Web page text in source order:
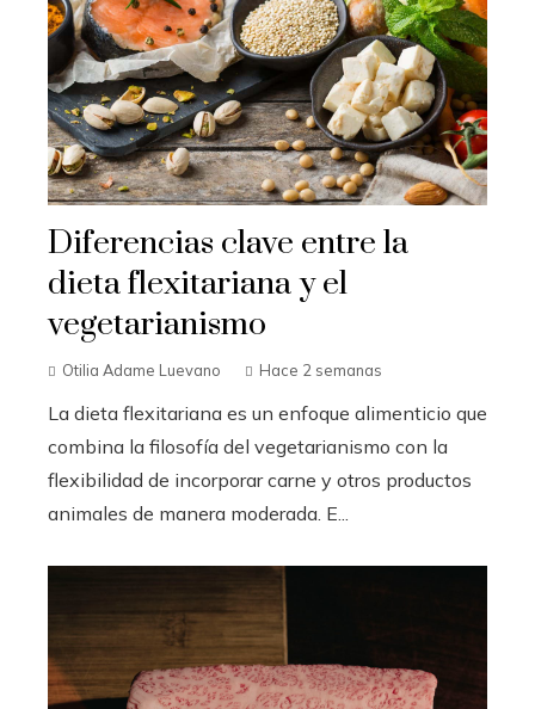
Diferencias clave entre la
dieta flexitariana y el
vegetarianismo
Otilia Adame Luevano Hace 2 semanas
La dieta flexitariana es un enfoque alimenticio que
combina la filosofía del vegetarianismo con la
flexibilidad de incorporar carne y otros productos
animales de manera moderada. E...